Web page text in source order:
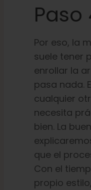
Paso
Por eso, la
suele tener
enrollar la
pasa nada.
cualquier
necesita
bien. La
que el
Con el
propio